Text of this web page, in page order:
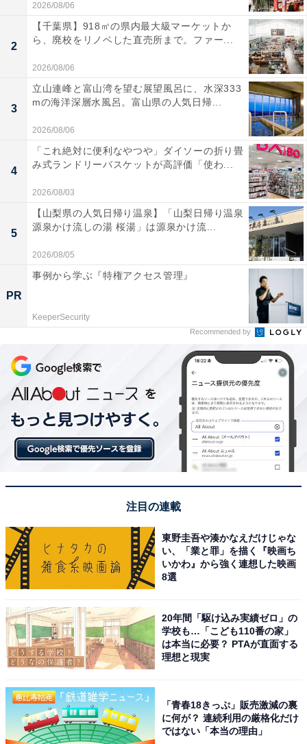
2026/08/06
2
【千葉県】918㎡の県内最大級マーケットか
ら、廃校をリノベした直売所まで。ファー...
2026/08/06
3
立山連峰と富山湾を望む展望風呂に、水深333
mの海洋深層水風呂。富山県の人気日帰...
2026/08/06
4
「これ絶対に便利なやつや」ダイソーの折り畳
み式ランドリーバスケットが高評価「使わ...
2026/08/03
5
【山梨県の人気日帰り温泉】「山梨日帰り温泉
源泉かけ流しの湯 桜湯」は源泉かけ流...
2026/08/05
PR
事例から学ぶ『特権アクセス管理』
KeeperSecurity
Recommended by
注目の連載
東野圭吾や湊かなえだけじゃな
い、「業と罪」を描く『映画ち
いかわ』から強く連想した映画
8選
20年間「駆け込み実績ゼロ」の
学校も…「こども110番の家」
は本当に必要？ PTAが直面する
理想と現実
「青春18きっぷ」販売激減の裏
に何が？ 連続利用の厳格化だけ
ではない「本当の理由」